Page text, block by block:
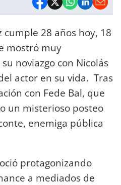
28 años hoy, 18
mostró muy
noviazgo con Nicolás
actor en su vida. Tras
con Fede Bal, que
un misterioso posteo
enemiga pública
protagonizando
a mediados de